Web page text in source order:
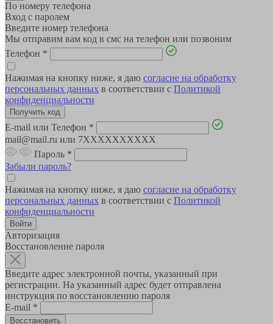
По номеру телефона
Вход с паролем
Введите номер телефона
Мы отправим вам код в смс на телефон или позвоним
Телефон *
Нажимая на кнопку ниже, я даю согласие на обработку
персональных данных в соответствии с Политикой
конфиденциальности
E-mail или Телефон *
mail@mail.ru или 7XXXXXXXXXX
Пароль *
Забыли пароль?
Нажимая на кнопку ниже, я даю согласие на обработку
персональных данных в соответствии с Политикой
конфиденциальности
Авторизация
Восстановление пароля
Введите адрес электронной почты, указанный при
регистрации. На указанный адрес будет отправлена
инструкция по восстановлению пароля
E-mail *